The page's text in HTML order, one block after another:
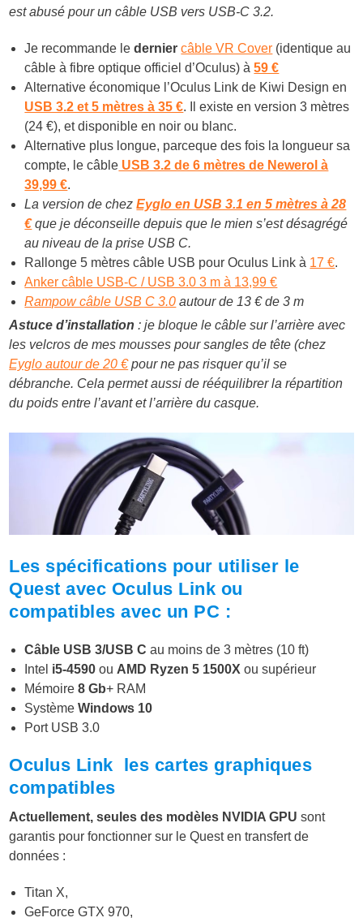
est abusé pour un câble USB vers USB-C 3.2.
Je recommande lederniercâble VR Cover (identique au
câble à fibre optique officiel d’Oculus) à59 €
Alternative économique l’Oculus Link de Kiwi Design en
USB 3.2 et 5 mètres à 35 €. Il existe en version 3 mètres
(24 €), et disponible en noir ou blanc.
Alternative plus longue, parceque des fois la longueur sa
compte, le câble USB 3.2 de 6 mètres de Newerol à
39,99 €.
La version de chezEyglo en USB 3.1 en 5 mètres à 28
€que je déconseille depuis que le mien s’est désagrégé
au niveau de la prise USB C.
Rallonge 5 mètres câble USB pour Oculus Link à 17 €.
Anker câble USB-C / USB 3.0 3 m à 13,99 €
Rampow câble USB C 3.0 autour de 13 € de 3 m
Astuce d’installation : je bloque le câble sur l’arrière avec
les velcros de mes mousses pour sangles de tête (chez
Eyglo autour de 20 €pour ne pas risquer qu’il se
débranche. Cela permet aussi de rééquilibrer la répartition
du poids entre l’avant et l’arrière du casque.
Les spécifications pour utiliser le
Quest avec Oculus Link ou
compatibles avec un PC :
Câble USB 3/USB C au moins de 3 mètres (10 ft)
Intel i5-4590 ou AMD Ryzen 5 1500X ou supérieur
Mémoire8 Gb+ RAM
SystèmeWindows 10
Port USB 3.0
Oculus Link les cartes graphiques
compatibles
Actuellement, seules des modèles NVIDIA GPU sont
garantis pour fonctionner sur le Quest en transfert de
données :
Titan X,
GeForce GTX 970,